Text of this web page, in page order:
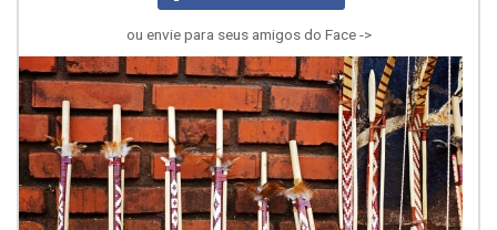
ou envie para seus amigos do Face ->